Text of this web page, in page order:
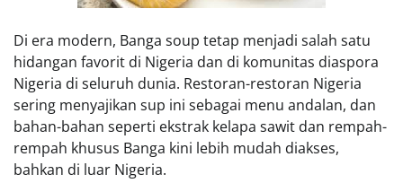
Di era modern, Banga soup tetap menjadi salah satu
hidangan favorit di Nigeria dan di komunitas diaspora
Nigeria di seluruh dunia. Restoran-restoran Nigeria
sering menyajikan sup ini sebagai menu andalan, dan
bahan-bahan seperti ekstrak kelapa sawit dan rempah-
rempah khusus Banga kini lebih mudah diakses,
bahkan di luar Nigeria.